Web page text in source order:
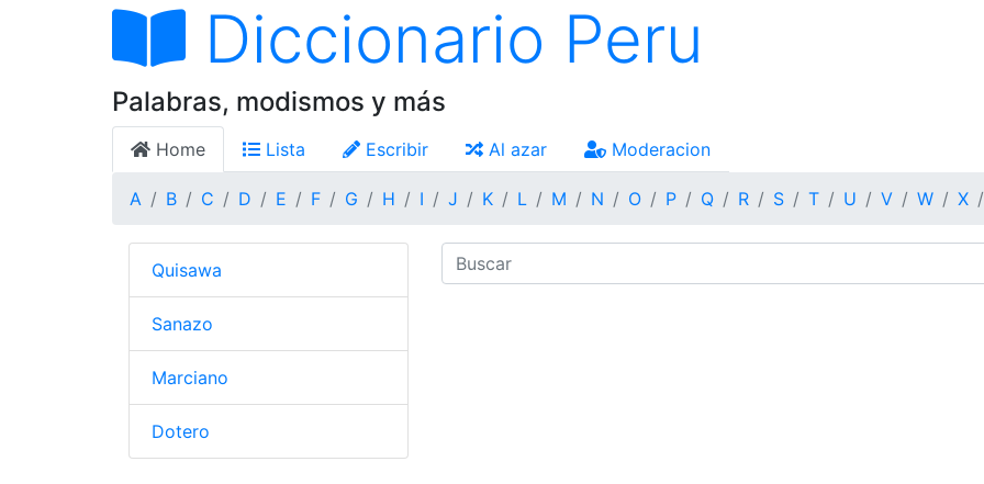
Diccionario Peru
Palabras, modismos y más
Home Lista Escribir Al azar Moderacion
A B C D E F G H I J K L M N O P Q R S T U V W X
Quisawa
Sanazo
Marciano
Dotero